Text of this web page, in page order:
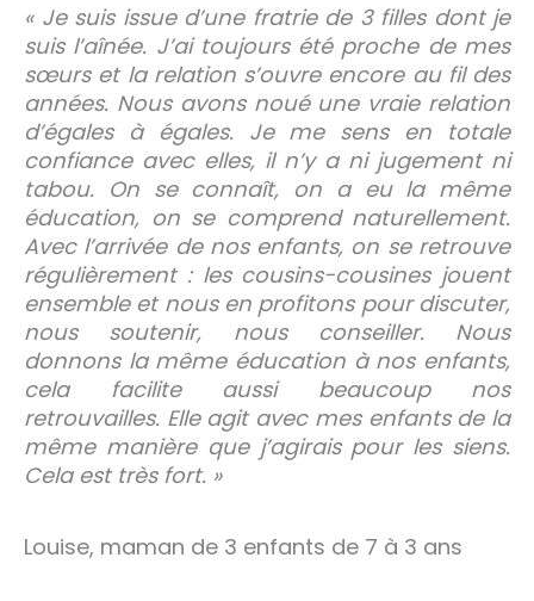
« Je suis issue d’une fratrie de 3 filles dont je
suis l’aînée. J’ai toujours été proche de mes
sœurs et la relation s’ouvre encore au fil des
années. Nous avons noué une vraie relation
d’égales à égales. Je me sens en totale
confiance avec elles, il n’y a ni jugement ni
tabou. On se connaît, on a eu la même
éducation, on se comprend naturellement.
Avec l’arrivée de nos enfants, on se retrouve
régulièrement : les cousins-cousines jouent
ensemble et nous en profitons pour discuter,
nous soutenir, nous conseiller. Nous
donnons la même éducation à nos enfants,
cela facilite aussi beaucoup nos
retrouvailles. Elle agit avec mes enfants de la
même manière que j’agirais pour les siens.
Cela est très fort. »
Louise, maman de 3 enfants de 7 à 3 ans